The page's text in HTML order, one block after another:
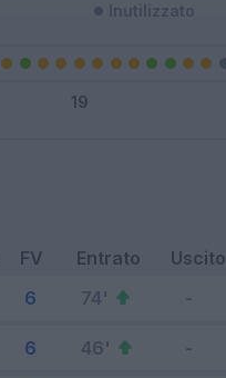
Inutilizzato
FV Entrato Uscito